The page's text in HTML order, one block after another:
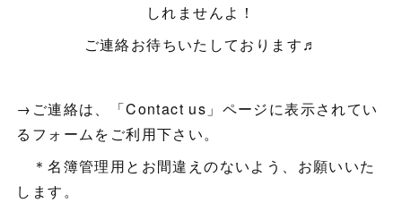
しれませんよ！
ご連絡お待ちいたしております♬
→ご連絡は、「Contact us」ページに表示されてい
るフォームをご利用下さい。
＊名簿管理用とお間違えのないよう、お願いいた
します。